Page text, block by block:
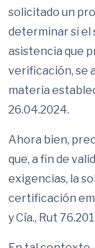
solicitado un
determinar si el
asistencia que
verificación, se
materia
26.04.2024.
Ahora bien,
que, a fin de
exigencias, la
certificación
y Cía., Rut